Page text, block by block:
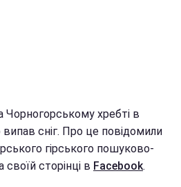
Чорногорському хребті в
випав сніг. Про це повідомили
гірського пошуково-
сторінці в Facebook.